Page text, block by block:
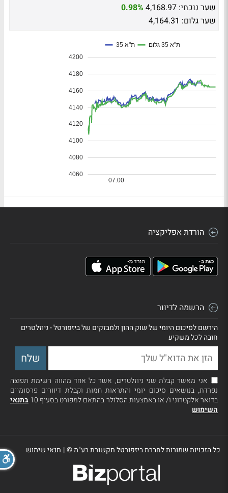
שער נוכחי: 4,168.97
0.98%
שער גלום: 4,164.31
הורדת אפליקציה
הרשמה לדיוור
הירשם לסיכום היומי של שוק ההון ולמבזקים של ביזפורטל - ניוזלטרים
חובה לכל משקיע
אני מאשר קבלת שני ניוזלטרים, אשר כל אחד מהווה רשימת תפוצה
נפרדת, בנושאים סיכום יומי והתראות חמות וקבלת דיוורים פרסומיים
בדואר אלקטרוני ו/ או באמצעות הסלולר בהתאם למפורט בסעיף 10
בתנאי
השימוש
כל הזכויות שמורות לחברת ביזפורטל תקשורת בע"מ ©| תנאי שימוש